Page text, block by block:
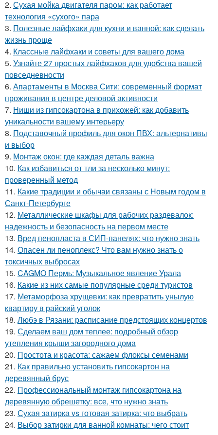
2. Сухая мойка двигателя паром: как работает
технология «сухого» пара
3. Полезные лайфхаки для кухни и ванной: как сделать
жизнь проще
4. Классные лайфхаки и советы для вашего дома
5. Узнайте 27 простых лайфхаков для удобства вашей
повседневности
6. Апартаменты в Москва Сити: современный формат
проживания в центре деловой активности
7. Ниши из гипсокартона в прихожей: как добавить
уникальности вашему интерьеру
8. Подставочный профиль для окон ПВХ: альтернативы
и выбор
9. Монтаж окон: где каждая деталь важна
10. Как избавиться от тли за несколько минут:
проверенный метод
11. Какие традиции и обычаи связаны с Новым годом в
Санкт-Петербурге
12. Металлические шкафы для рабочих раздевалок:
надежность и безопасность на первом месте
13. Вред пенопласта в СИП-панелях: что нужно знать
14. Опасен ли пеноплекс? Что вам нужно знать о
токсичных выбросах
15. CAGMO Пермь: Музыкальное явление Урала
16. Какие из них самые популярные среди туристов
17. Метаморфоза хрущевки: как превратить унылую
квартиру в райский уголок
18. Любэ в Рязани: расписание предстоящих концертов
19. Сделаем ваш дом теплее: подробный обзор
утепления крыши загородного дома
20. Простота и красота: сажаем флоксы семенами
21. Как правильно установить гипсокартон на
деревянный брус
22. Профессиональный монтаж гипсокартона на
деревянную обрешетку: все, что нужно знать
23. Сухая затирка vs готовая затирка: что выбрать
24. Выбор затирки для ванной комнаты: чего стоит